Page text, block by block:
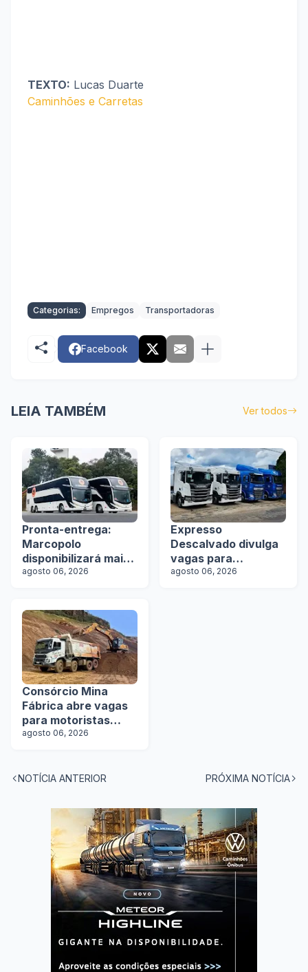
TEXTO: Lucas Duarte
Caminhões e Carretas
Categorias: Empregos Transportadoras
Facebook
LEIA TAMBÉM Ver todos
Pronta-entrega:
Marcopolo
disponibilizará mais
de 100 ônibus para
agosto 06, 2026
Expresso
Descalvado divulga
vagas para
motoristas
agosto 06, 2026
Consórcio Mina
Fábrica abre vagas
para motoristas
categoria D
agosto 06, 2026
NOTÍCIA ANTERIOR PRÓXIMA NOTÍCIA